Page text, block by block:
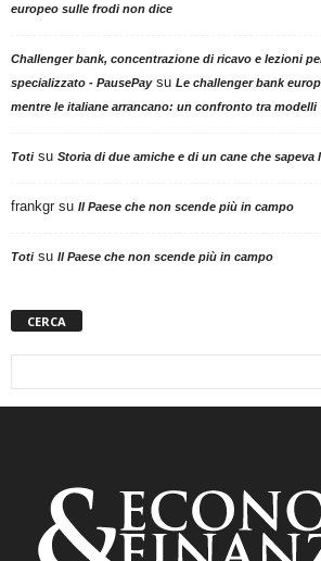
europeo sulle frodi non dice
Challenger bank, concentrazione di ricavo e lezioni
specializzato - PausePaysu Le challenger bank
mentre le italiane arrancano: un confronto tra modelli
Totisu Storia di due amiche e di un cane che sapeva
frankgr su Il Paese che non scende più in campo
Totisu Il Paese che non scende più in campo
CERCA